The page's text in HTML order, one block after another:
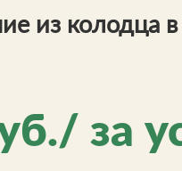
из колодца
за